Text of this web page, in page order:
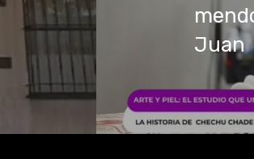
Juan